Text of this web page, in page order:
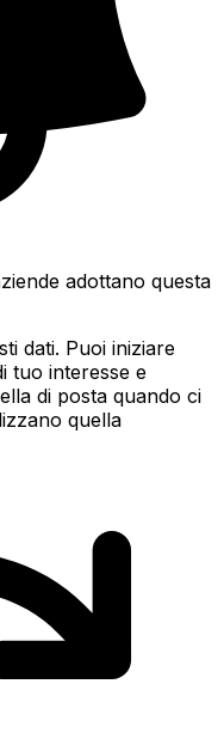
adottano questa
dati. Puoi iniziare
tuo interesse e
di posta quando ci
quella